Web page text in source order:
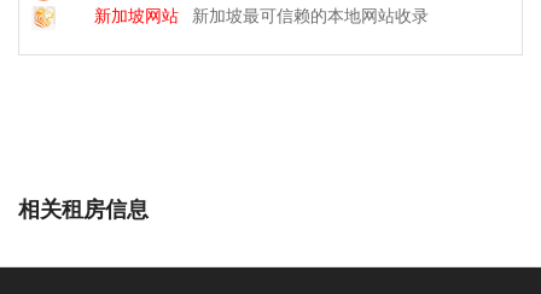
新加坡网站
新加坡最可信赖的本地网站收录
相关租房信息